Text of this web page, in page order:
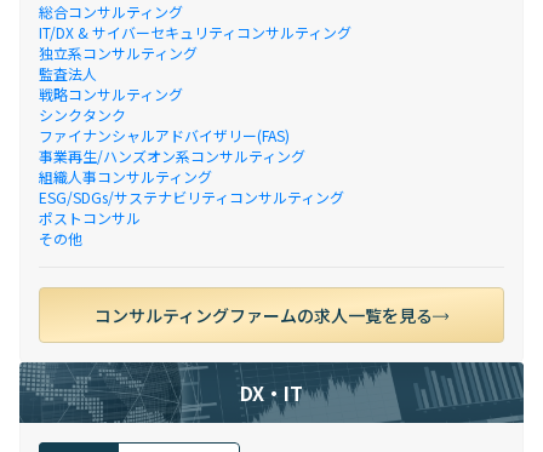
総合コンサルティング
IT/DX & サイバーセキュリティコンサルティング
独立系コンサルティング
監査法人
戦略コンサルティング
シンクタンク
ファイナンシャルアドバイザリー(FAS)
事業再生/ハンズオン系コンサルティング
組織人事コンサルティング
ESG/SDGs/サステナビリティコンサルティング
ポストコンサル
その他
コンサルティングファームの求人一覧を見る
DX・IT